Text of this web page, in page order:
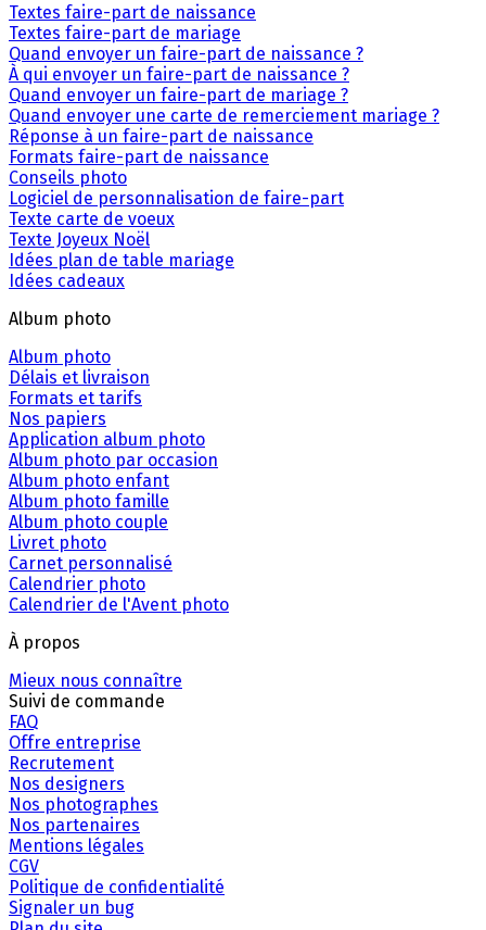
Textes faire-part de naissance
Textes faire-part de mariage
Quand envoyer un faire-part de naissance ?
À qui envoyer un faire-part de naissance ?
Quand envoyer un faire-part de mariage ?
Quand envoyer une carte de remerciement mariage ?
Réponse à un faire-part de naissance
Formats faire-part de naissance
Conseils photo
Logiciel de personnalisation de faire-part
Texte carte de voeux
Texte Joyeux Noël
Idées plan de table mariage
Idées cadeaux
Album photo
Album photo
Délais et livraison
Formats et tarifs
Nos papiers
Application album photo
Album photo par occasion
Album photo enfant
Album photo famille
Album photo couple
Livret photo
Carnet personnalisé
Calendrier photo
Calendrier de l'Avent photo
À propos
Mieux nous connaître
Suivi de commande
FAQ
Offre entreprise
Recrutement
Nos designers
Nos photographes
Nos partenaires
Mentions légales
CGV
Politique de confidentialité
Signaler un bug